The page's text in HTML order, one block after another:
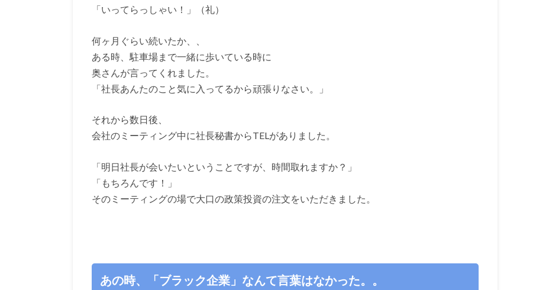
「いってらっしゃい！」（礼）
何ヶ月ぐらい続いたか、、
ある時、駐車場まで一緒に歩いている時に
奥さんが言ってくれました。
「社長あんたのこと気に入ってるから頑張りなさい。」
それから数日後、
会社のミーティング中に社長秘書からTELがありました。
「明日社長が会いたいということですが、時間取れますか？」
「もちろんです！」
そのミーティングの場で大口の政策投資の注文をいただきました。
あの時、「ブラック企業」なんて言葉はなかった。。